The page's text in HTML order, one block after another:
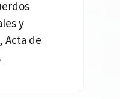
y
Acta de